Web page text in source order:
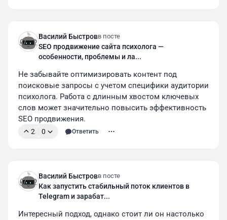
Василий Быстровв посте
SEO продвижение сайта психолога —
особенности, проблемы и ла...
Не забывайте оптимизировать контент под
поисковые запросы с учетом специфики аудитории
психолога. Работа с длинным хвостом ключевых
слов может значительно повысить эффективность
SEO продвижения.
2 0 Ответить
Василий Быстровв посте
Как запустить стабильный поток клиентов в
Telegram и зарабат...
Интересный подход, однако стоит ли он настолько